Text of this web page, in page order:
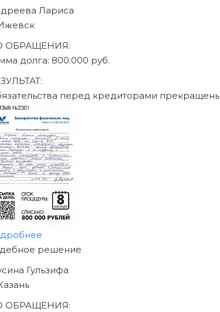
Людмила
Ижевск
ОБРАЩЕНИЯ:
долга: 470.000 руб.
перед кредиторами
ИЗБАВЛЯТЬСЯ
ДОЛГОВ
СЕГОДНЯ!
на консультацию